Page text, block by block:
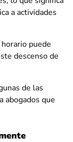
a actividades
puede
descenso de
de las
abogados que